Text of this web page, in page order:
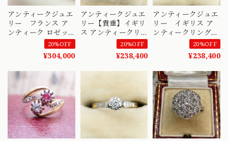
アンティークジュエ
リー フランス ア
ンティーク ロゼッ
タシャトン バター
カップ シンプル
1pc オールドカット
グ K18WG サーキ
ュラーカットダイヤ
モンド DR00645
20%OFF
¥304,000
アンティークジュエ
リー【貴重】イギリ
ス アンティークリ
ング ３ROWタイプ
アンティークカット
ダイヤモンドがずら
20%OFF
¥238,400
アンティークジュエ
リー イギリス ア
ンティークリング
〜2列並んだ美しい
オールドカットダイ
ヤモンド達の光の饗
20%OFF
¥238,400